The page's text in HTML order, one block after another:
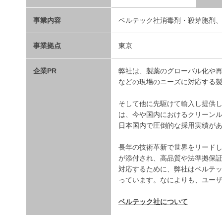
事業内容 ベルテック社消毒剤・殺芽胞剤
事業拠点 東京
企業PR
弊社は、製薬のグローバル化や
などの現場のニーズに対応する
そして他に先駆けて輸入し提供
は、今や国内におけるクリーン
日本国内で圧倒的な採用実績が
長年の技術革新で世界をリード
が添付され、高品質や法準拠保
対応するために、弊社はベルテ
っています。なによりも、ユー
ベルテック社について